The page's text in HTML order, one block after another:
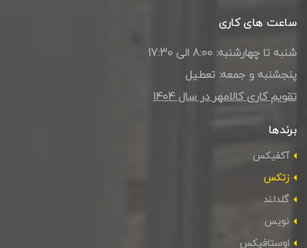
ساعت های کاری
شنبه تا چهارشنبه: 8:00 الی 17:30
پنجشنبه و جمعه: تعطیل
تقویم کاری کالامهر در سال ۱۴۰4
برندها
آکفیکس
زتکس
گلدلند
نویس
اوستافیکس